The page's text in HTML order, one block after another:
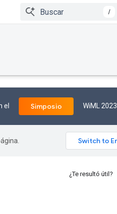
/
el Simposio WiML 2023.
¿Te resultó útil?